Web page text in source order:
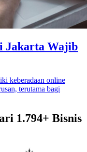
Jakarta Wajib
keberadaan online
terutama bagi
1.794+ Bisnis